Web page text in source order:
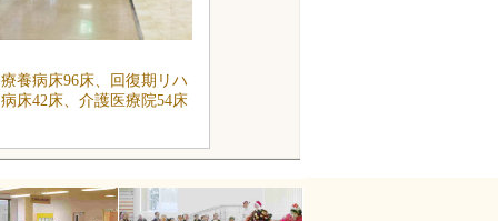
養病床96床、回復期リハ
床42床、介護医療院54床